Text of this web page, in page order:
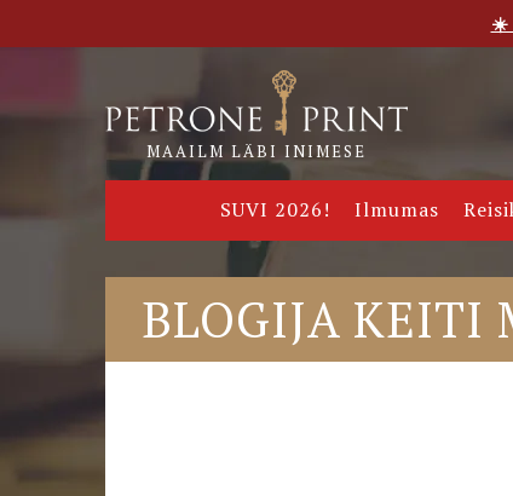
MAAILM LÄBI INIMESE
SUVI 2026! Ilmumas
BLOGIJA KEITI
☀️